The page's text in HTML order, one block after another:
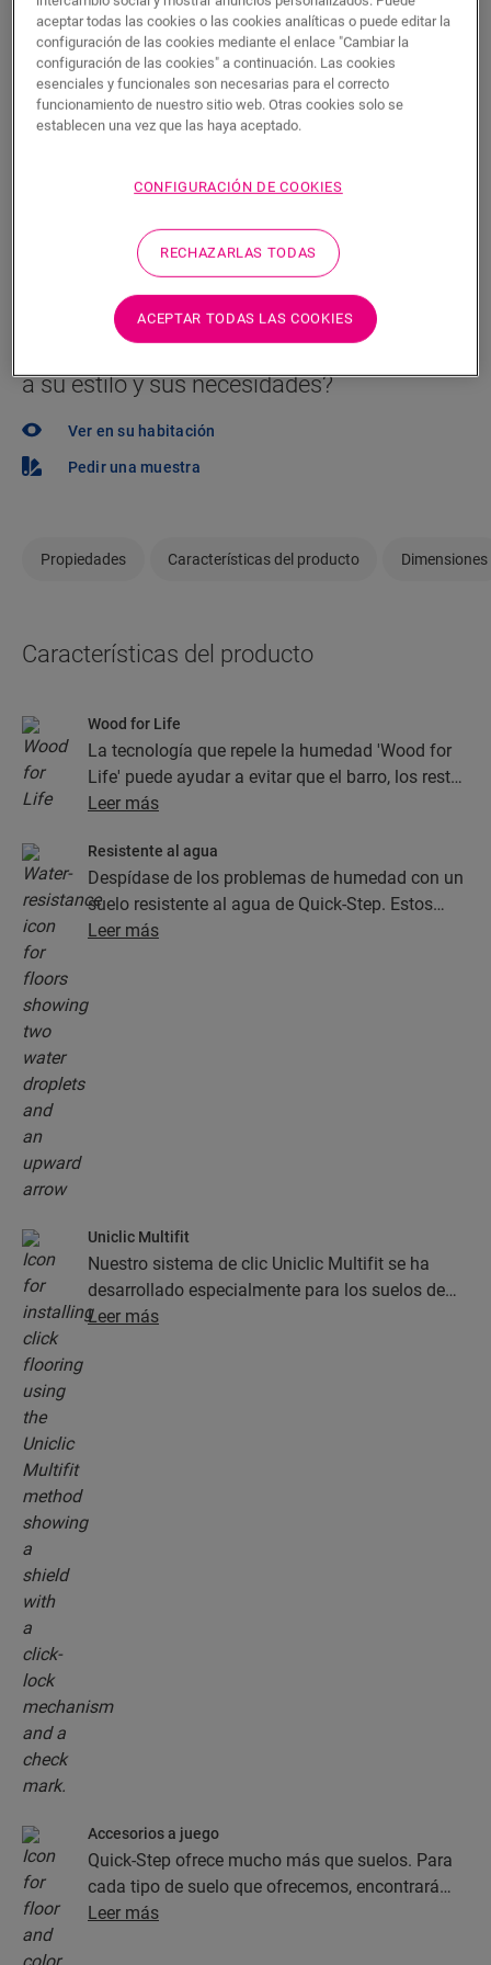
Encuentre un tienda cerca
¿Quiere ver este suelo en la vida real? ¿Le queda
alguna pregunta por hacer? ¡No se preocupe! Siempre
hay un tienda cerca.
BUSCAR
a su estilo y sus necesidades?
Ver en su habitación
Pedir una muestra
Propiedades Características del producto Dimensiones
Características del producto
Wood for Life
La tecnología que repele la humedad 'Wood for
Life' puede ayudar a evitar que el barro, los restos
de comida y otros tipos de suciedad se
madera. Esto ayuda a que el suelo parezca
nuevo.
Leer más
Resistente al agua
Despídase de los problemas de humedad con un
suelo resistente al agua de Quick-Step. Estos
suelos, además de contar con un aspecto
limpieza en gran medida!
Leer más
Uniclic Multifit
Nuestro sistema de clic Uniclic Multifit se ha
desarrollado especialmente para los suelos de
Quick-Step. Gracias a él, la instalación es rápida
Leer más
Accesorios a juego
Quick-Step ofrece mucho más que suelos. Para
cada tipo de suelo que ofrecemos, encontrará
una completa colección de accesorios, como
Leer más
aceptar todas las cookies o las cookies analíticas o puede editar la
configuración de las cookies mediante el enlace "Cambiar la
configuración de las cookies" a continuación. Las cookies
esenciales y funcionales son necesarias para el correcto
funcionamiento de nuestro sitio web. Otras cookies solo se
establecen una vez que las haya aceptado.
CONFIGURACIÓN DE COOKIES
RECHAZARLAS TODAS
ACEPTAR TODAS LAS COOKIES